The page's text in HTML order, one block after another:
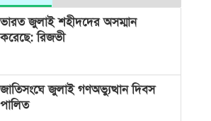
ভারত জুলাই শহীদদের অসম্মান
করেছে: রিজভী
জাতিসংঘে জুলাই গণঅভ্যুত্থান দিবস
পালিত